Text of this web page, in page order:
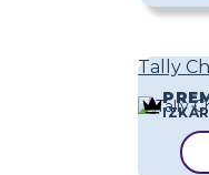
Tally